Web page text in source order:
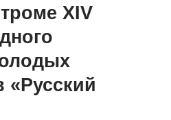
XIV
«Русский